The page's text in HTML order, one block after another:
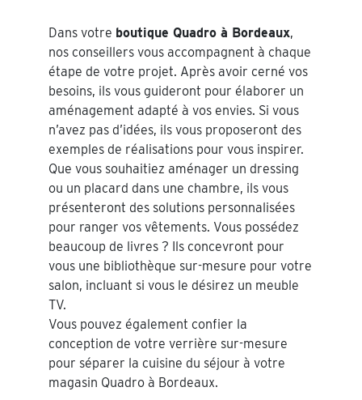
Dans votre boutique Quadro à Bordeaux,
nos conseillers vous accompagnent à chaque
étape de votre projet. Après avoir cerné vos
besoins, ils vous guideront pour élaborer un
aménagement adapté à vos envies. Si vous
n’avez pas d’idées, ils vous proposeront des
exemples de réalisations pour vous inspirer.
Que vous souhaitiez aménager un dressing
ou un placard dans une chambre, ils vous
présenteront des solutions personnalisées
pour ranger vos vêtements. Vous possédez
beaucoup de livres ? Ils concevront pour
vous une bibliothèque sur-mesure pour votre
salon, incluant si vous le désirez un meuble
TV.
Vous pouvez également confier la
conception de votre verrière sur-mesure
pour séparer la cuisine du séjour à votre
magasin Quadro à Bordeaux.